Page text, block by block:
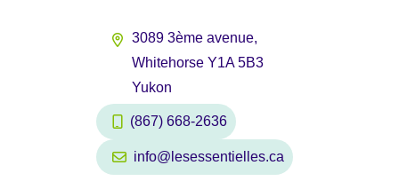
3089 3ème avenue,
Whitehorse Y1A 5B3
Yukon
(867) 668-2636
info@lesessentielles.ca